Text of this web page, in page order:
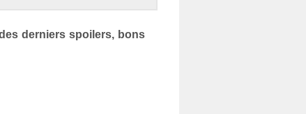
derniers spoilers, bons